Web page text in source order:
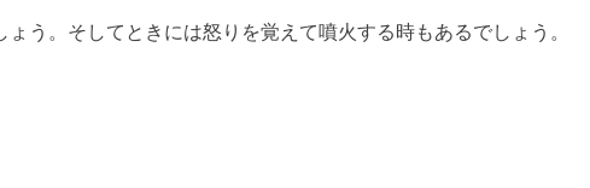
う。そしてときには怒りを覚えて噴火する時もあるでしょう。